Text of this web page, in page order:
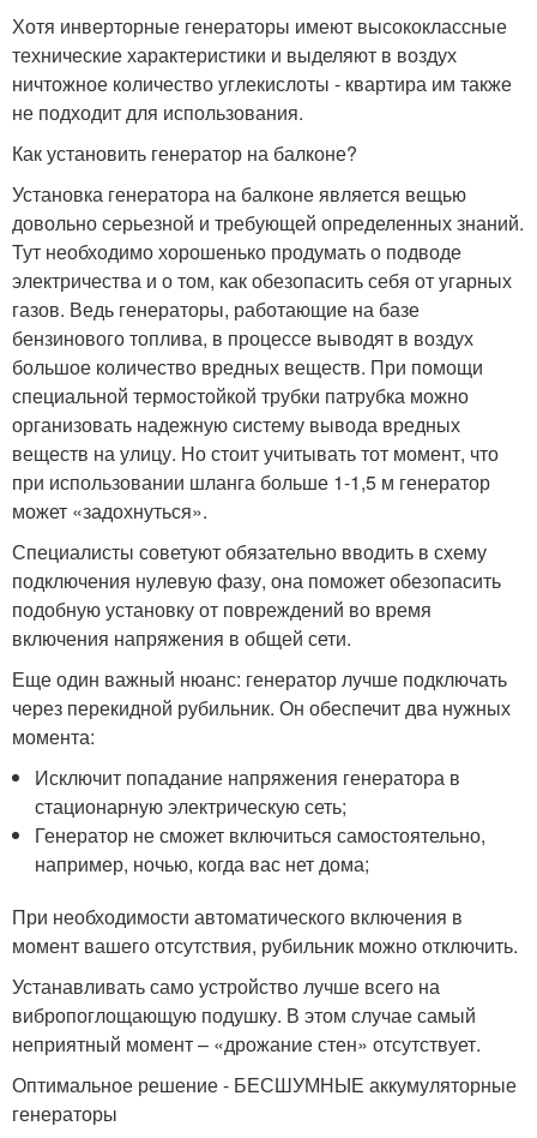
Хотя инверторные генераторы имеют высококлассные
технические характеристики и выделяют в воздух
ничтожное количество углекислоты - квартира им также
не подходит для использования.
Как установить генератор на балконе?
Установка генератора на балконе является вещью
довольно серьезной и требующей определенных знаний.
Тут необходимо хорошенько продумать о подводе
электричества и о том, как обезопасить себя от угарных
газов. Ведь генераторы, работающие на базе
бензинового топлива, в процессе выводят в воздух
большое количество вредных веществ. При помощи
специальной термостойкой трубки патрубка можно
организовать надежную систему вывода вредных
веществ на улицу. Но стоит учитывать тот момент, что
при использовании шланга больше 1-1,5 м генератор
может «задохнуться».
Специалисты советуют обязательно вводить в схему
подключения нулевую фазу, она поможет обезопасить
подобную установку от повреждений во время
включения напряжения в общей сети.
Еще один важный нюанс: генератор лучше подключать
через перекидной рубильник. Он обеспечит два нужных
момента:
Исключит попадание напряжения генератора в
стационарную электрическую сеть;
Генератор не сможет включиться самостоятельно,
например, ночью, когда вас нет дома;
При необходимости автоматического включения в
момент вашего отсутствия, рубильник можно отключить.
Устанавливать само устройство лучше всего на
вибропоглощающую подушку. В этом случае самый
неприятный момент – «дрожание стен» отсутствует.
Оптимальное решение - БЕСШУМНЫЕ аккумуляторные
генераторы